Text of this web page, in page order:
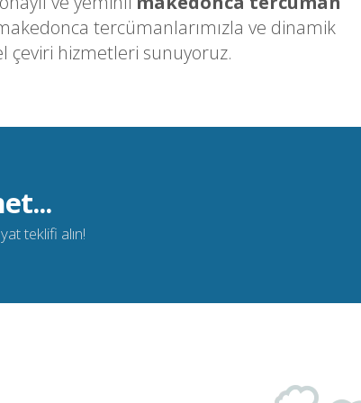
tercümanlarımızla ve dinamik
çeviri hizmetleri sunuyoruz.
teklifi alın!